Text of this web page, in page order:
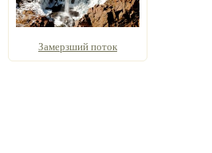
Замерзший поток